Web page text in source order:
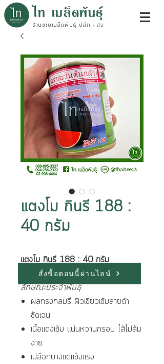
ไท เมล็ดพันธุ์
ร้านขายเมล็ดพันธุ์ ปลีก - ส่ง
แตงโม กินรี 188 :
40 กรัม
แตงโม กินรี 188 : 40 กรัม
ลักษณะประจำพันธุ์
ผลทรงกลมรี ผิวเขียวเข้มลายดำ
ชัดเจน
เนื้อแดงเข้ม แน่นหวานกรอบ ไส้ไม่ล้ม
ง่าย
เปลือกบางแต่แข็งแรง
สั่งซื้อตอนนี้ผ่านไลน์